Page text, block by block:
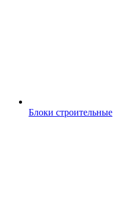
Блоки строительные